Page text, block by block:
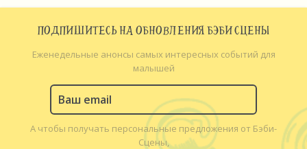
ПОДПИШИТЕСЬ НА ОБНОВЛЕНИЯ БЭБИ СЦЕНЫ
Еженедельные анонсы самых интересных событий для
малышей
А чтобы получать персональные предложения от Бэби-
Сцены,